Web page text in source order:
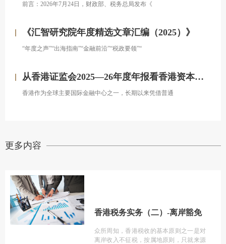
前言：2026年7月24日，财政部、税务总局发布《
《汇智研究院年度精选文章汇编（2025）》
“年度之声”“出海指南”“金融前沿”“税政要领”“
从香港证监会2025—26年度年报看香港资本市场发展的新方向
香港作为全球主要国际金融中心之一，长期以来凭借普通
更多内容
香港税务实务（二）-离岸豁免
众所周知，香港税收的基本原则之一是对
离岸收入不征税，按属地原则，只就来源